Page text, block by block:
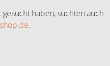
gesucht haben, suchten auch
.